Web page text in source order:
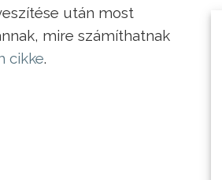
után most
mire számíthatnak
cikke.